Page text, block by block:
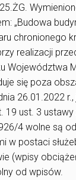
„Budowa
chronionego
realizacji
Województwa
się poza
26.01.2022
ust. 3 ustawy
4 wolne są
w postaci
(wpisy
od wpisów.